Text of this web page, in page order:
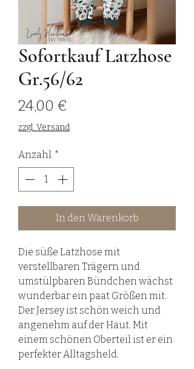
Sofortkauf Latzhose
Gr.56/62
24,00 €
zzgl. Versand
Anzahl *
In den Warenkorb
Die süße Latzhose mit
verstellbaren Trägern und
umstülpbaren Bündchen wächst
wunderbar ein paat Größen mit.
Der Jersey ist schön weich und
angenehm auf der Haut. Mit
einem schönen Oberteil ist er ein
perfekter Alltagsheld.